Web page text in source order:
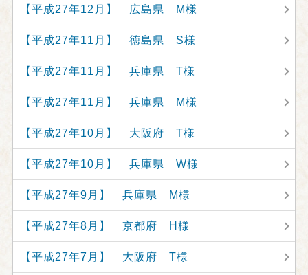
【平成27年12月】 広島県 M様
【平成27年11月】 徳島県 S様
【平成27年11月】 兵庫県 T様
【平成27年11月】 兵庫県 M様
【平成27年10月】 大阪府 T様
【平成27年10月】 兵庫県 W様
【平成27年9月】 兵庫県 M様
【平成27年8月】 京都府 H様
【平成27年7月】 大阪府 T様